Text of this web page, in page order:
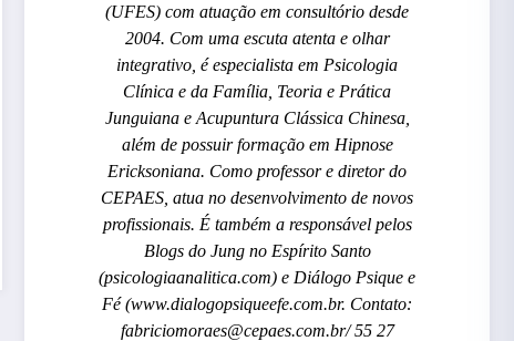
(UFES) com atuação em consultório desde
2004. Com uma escuta atenta e olhar
integrativo, é especialista em Psicologia
Clínica e da Família, Teoria e Prática
Junguiana e Acupuntura Clássica Chinesa,
além de possuir formação em Hipnose
Ericksoniana. Como professor e diretor do
CEPAES, atua no desenvolvimento de novos
profissionais. É também a responsável pelos
Blogs do Jung no Espírito Santo
(psicologiaanalitica.com) e Diálogo Psique e
Fé (www.dialogopsiqueefe.com.br. Contato:
fabriciomoraes@cepaes.com.br/ 55 27